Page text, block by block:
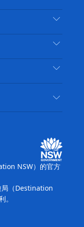
NSW）媒體中
NSW）的官方
局（Destination
。